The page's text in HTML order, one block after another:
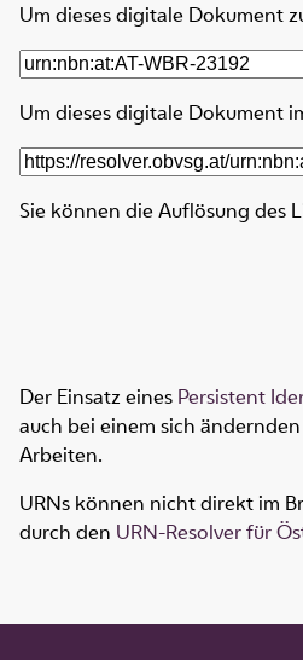
Um dieses digitale Dokument
Um dieses digitale Dokument
Sie können die Auflösung des
Der Einsatz eines Persistent
auch bei einem sich ändernden
Arbeiten.
URNs können nicht direkt im
durch den URN-Resolver für